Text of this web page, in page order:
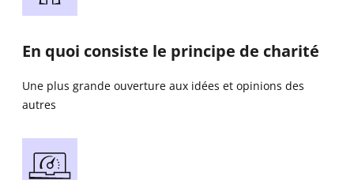
En quoi consiste le principe de charité
Une plus grande ouverture aux idées et opinions des
autres